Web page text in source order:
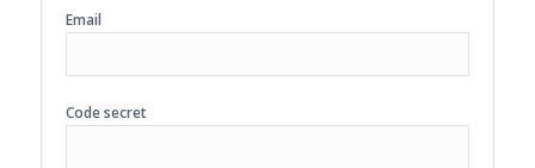
Email
Code secret